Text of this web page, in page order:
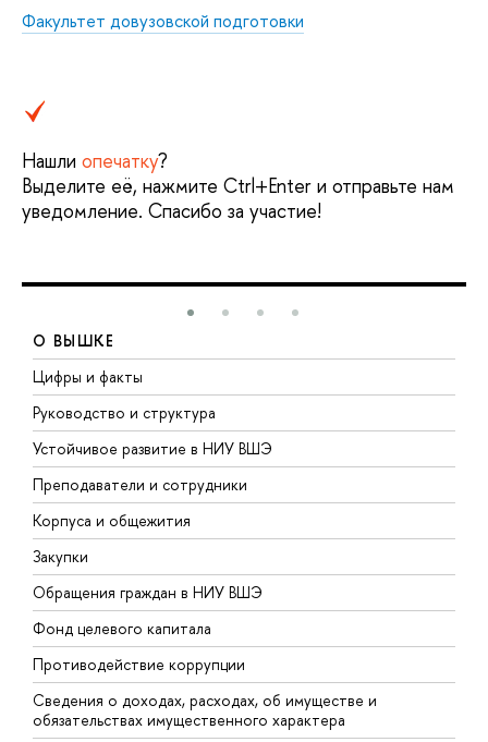
Факультет довузовской подготовки
Нашли опечатку?
Выделите её, нажмите Ctrl+Enter и отправьте нам
уведомление. Спасибо за участие!
О ВЫШКЕ
Цифры и факты
Руководство и структура
Устойчивое развитие в НИУ ВШЭ
Преподаватели и сотрудники
Корпуса и общежития
Закупки
Обращения граждан в НИУ ВШЭ
Фонд целевого капитала
Противодействие коррупции
Сведения о доходах, расходах, об имуществе и
обязательствах имущественного характера